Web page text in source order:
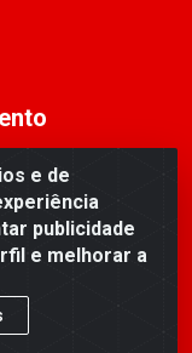
e de
publicidade
e melhorar a
Ltda -
Taroba,
0001-